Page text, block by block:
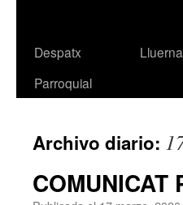
Despatx
Parroquial
Lluerna
Archivo diario:
COMUNICAT